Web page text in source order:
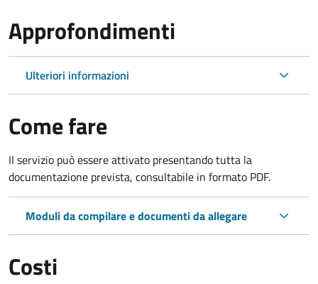
Approfondimenti
Ulteriori informazioni
Come fare
Il servizio può essere attivato presentando tutta la
documentazione prevista, consultabile in formato PDF.
Moduli da compilare e documenti da allegare
Costi